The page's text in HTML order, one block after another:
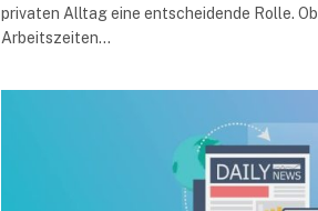
privaten Alltag eine entscheidende Rolle. Ob
Arbeitszeiten…